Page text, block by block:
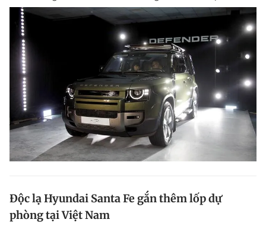
Độc lạ Hyundai Santa Fe gắn thêm lốp dự
phòng tại Việt Nam